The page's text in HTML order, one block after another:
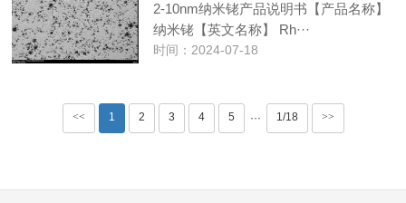
2-10nm纳米铑产品说明书【产品名称】
纳米铑【英文名称】 Rh···
时间：2024-07-18
<< 1 2 3 4 5 ··· 1/18 >>